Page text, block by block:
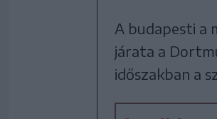
A budapesti a
járata a
időszakban a